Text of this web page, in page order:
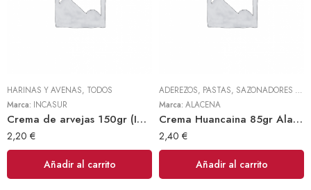
HARINAS Y AVENAS, TODOS
Marca: INCASUR
Crema de arvejas 150gr (INCASUR)
2,20 €
Añadir al carrito
ADEREZOS, PASTAS, SAZONADORES Y CONDIMENTOS
Marca: ALACENA
Crema Huancaina 85gr Alacena
2,40 €
Añadir al carrito